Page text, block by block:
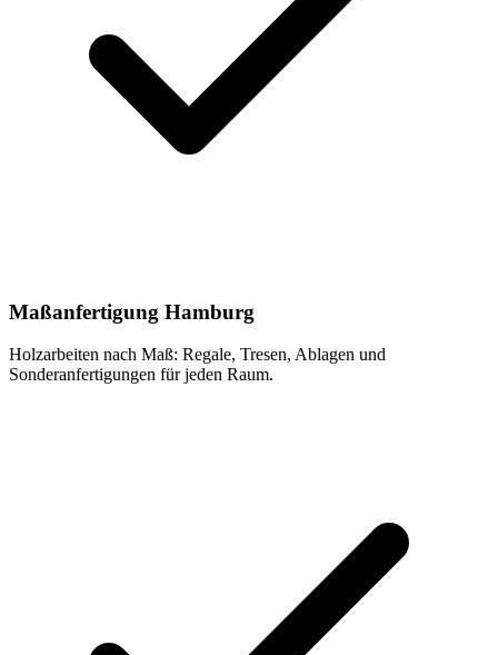
Maßanfertigung Hamburg
Holzarbeiten nach Maß: Regale, Tresen, Ablagen und
Sonderanfertigungen für jeden Raum.